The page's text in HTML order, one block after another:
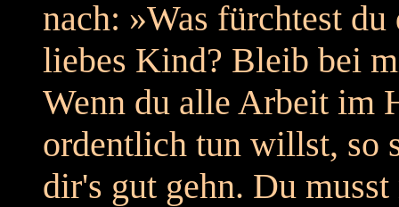
nach: »Was fürchtest du
liebes Kind? Bleib bei
Wenn du alle Arbeit im
ordentlich tun willst, so
dir's gut gehn. Du musst